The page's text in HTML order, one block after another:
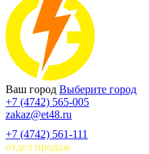
Ваш город Выберите город
+7 (4742) 565-005
zakaz@et48.ru
+7 (4742) 561-111
отдел продаж